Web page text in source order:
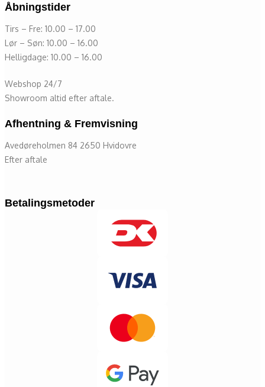
Åbningstider
Tirs – Fre: 10.00 – 17.00
Lør – Søn: 10.00 – 16.00
Helligdage: 10.00 – 16.00
Webshop 24/7
Showroom altid efter aftale.
Afhentning & Fremvisning
Avedøreholmen 84 2650 Hvidovre
Efter aftale
Betalingsmetoder